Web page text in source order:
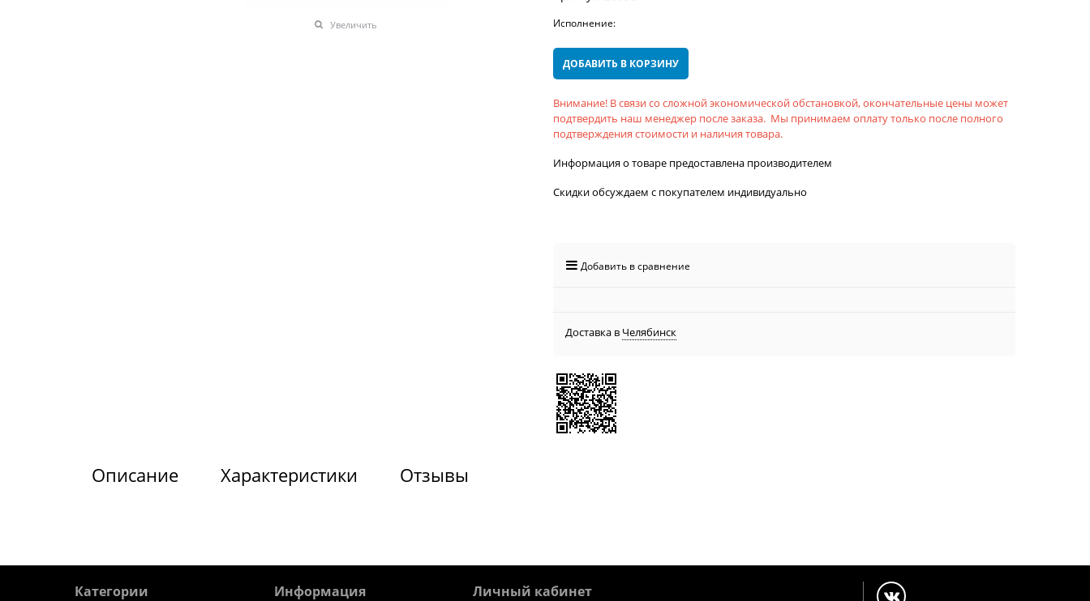
Увеличить Исполнение:
ДОБАВИТЬ В КОРЗИНУ
Внимание! В связи со сложной экономической обстановкой, окончательные цены может
подтвердить наш менеджер после заказа. Мы принимаем оплату только после полного
подтверждения стоимости и наличия товара.
Информация о товаре предоставлена производителем
Скидки обсуждаем с покупателем индивидуально
Добавить в сравнение
Доставка в Челябинск
Описание Характеристики Отзывы
Категории Информация Личный кабинет